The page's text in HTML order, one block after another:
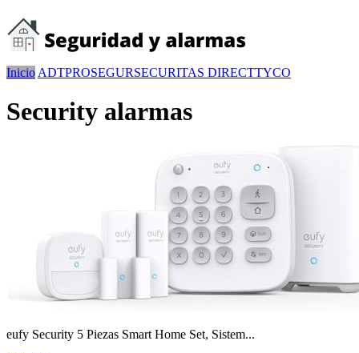
Inicio ADTPROSEGURSECURITAS DIRECTTYCO
Security alarmas
eufy Security 5 Piezas Smart Home Set, Sistem...